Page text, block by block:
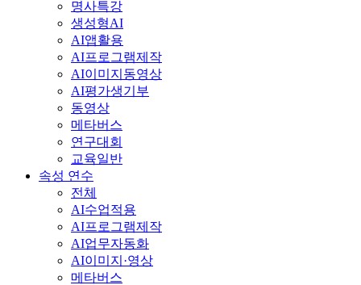
명사특강
생성형AI
AI앱활용
AI프로그램제작
AI이미지동영상
AI평가생기부
동영상
메타버스
연구대회
교육일반
속성 연수
전체
AI수업적용
AI프로그램제작
AI업무자동화
AI이미지·영상
메타버스